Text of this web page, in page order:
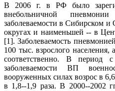
В 2006 г. в РФ было
внебольничной
заболеваемости в Сибирском
округах и наименьшей -- в
[1]. Заболеваемость
100 тыс. взрослого
соответственно. В
заболеваемости ВП
вооруженных силах возрос в
в 1,8--1,9 раза. В 2000--2002